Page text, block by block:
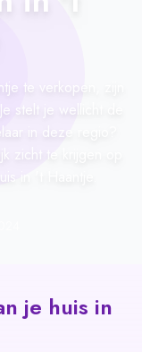
te verkopen, zijn
stelt je wellicht de
in deze regio?
zicht te krijgen op
in 't Haantje.
je huis in